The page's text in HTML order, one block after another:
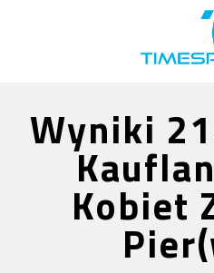
Wyniki
Kobiet